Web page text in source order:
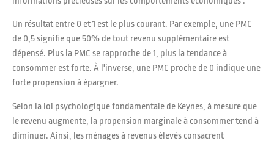
Un résultat entre 0 et 1 est le plus courant. Par exemple, une PMC
de 0,5 signifie que 50% de tout revenu supplémentaire est
dépensé. Plus la PMC se rapproche de 1, plus la tendance à
consommer est forte. À l'inverse, une PMC proche de 0 indique une
forte propension à épargner.
Selon la loi psychologique fondamentale de Keynes, à mesure que
le revenu augmente, la propension marginale à consommer tend à
diminuer. Ainsi, les ménages à revenus élevés consacrent